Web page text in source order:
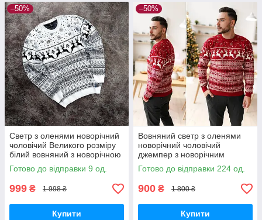
–50%
Светр з оленями новорічний
чоловічий Великого розміру
білий вовняний з новорічною
тематикою
Готово до відправки 9 од.
999 ₴ 1 998 ₴
Купити
–50%
Вовняний светр з оленями
новорічний чоловічий
джемпер з новорічним
принтом червоний
Готово до відправки 224 од.
900 ₴ 1 800 ₴
Купити